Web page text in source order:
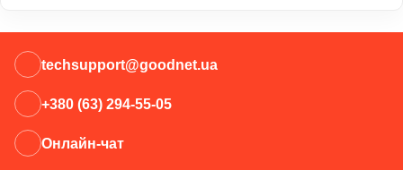
techsupport@goodnet.ua
+380 (63) 294-55-05
Онлайн-чат